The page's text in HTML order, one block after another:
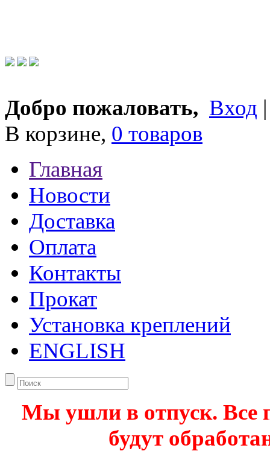
Добро пожаловать, Вход
В корзине, 0 товаров
Главная
Новости
Доставка
Оплата
Контакты
Прокат
Установка креплений
ENGLISH
Мы ушли в отпуск. Все
будут